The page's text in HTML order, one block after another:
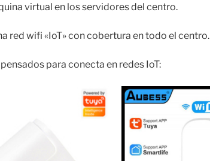
virtual en los servidores del centro.
red wifi «IoT» con cobertura en todo el centro.
para conecta en redes IoT: